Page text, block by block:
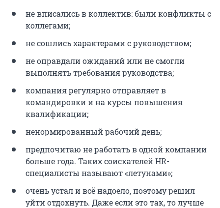
не вписались в коллектив: были конфликты с
коллегами;
не сошлись характерами с руководством;
не оправдали ожиданий или не смогли
выполнять требования руководства;
компания регулярно отправляет в
командировки и на курсы повышения
квалификации;
ненормированный рабочий день;
предпочитаю не работать в одной компании
больше года. Таких соискателей HR-
специалисты называют «летунами»;
очень устал и всё надоело, поэтому решил
уйти отдохнуть. Даже если это так, то лучше